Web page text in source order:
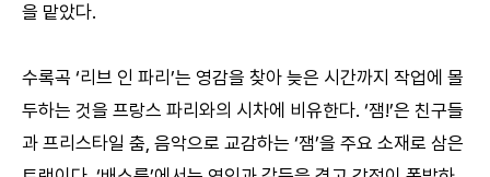
을 맡았다.
수록곡 ‘리브 인 파리’는 영감을 찾아 늦은 시간까지 작업에 몰
두하는 것을 프랑스 파리와의 시차에 비유한다. ‘잼!’은 친구들
과 프리스타일 춤, 음악으로 교감하는 ‘잼’을 주요 소재로 삼은